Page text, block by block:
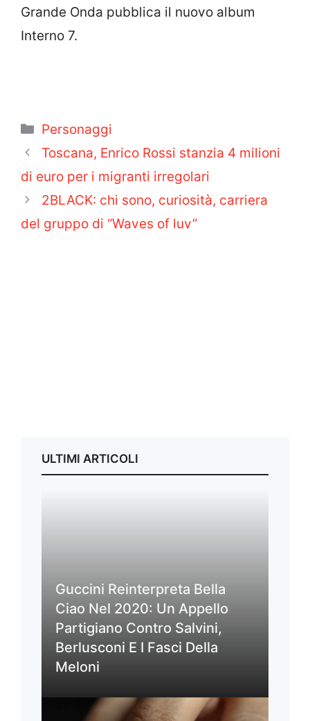
Grande Onda pubblica il nuovo album
Interno 7.
Categorie
Personaggi
Toscana, Enrico Rossi stanzia 4 milioni
di euro per i migranti irregolari
2BLACK: chi sono, curiosità, carriera
del gruppo di “Waves of luv”
ULTIMI ARTICOLI
Guccini Reinterpreta Bella
Ciao Nel 2020: Un Appello
Partigiano Contro Salvini,
Berlusconi E I Fasci Della
Meloni